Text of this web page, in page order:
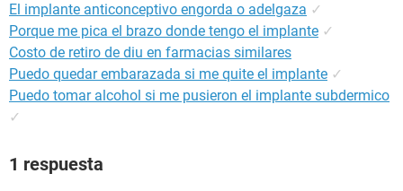
El implante anticonceptivo engorda o adelgaza ✓
Porque me pica el brazo donde tengo el implante ✓
Costo de retiro de diu en farmacias similares
Puedo quedar embarazada si me quite el implante ✓
Puedo tomar alcohol si me pusieron el implante subdermico
✓
1 respuesta